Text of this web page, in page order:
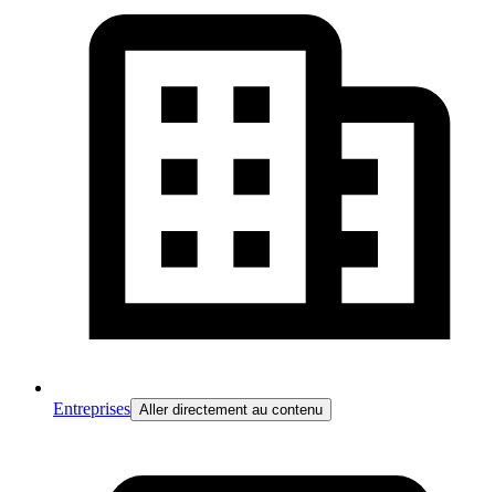
Entreprises Aller directement au contenu